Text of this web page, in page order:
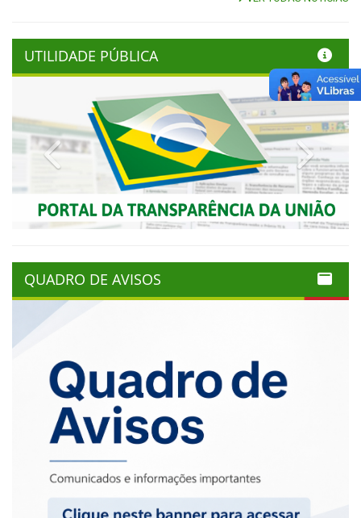
UTILIDADE PÚBLICA
Previous Next
QUADRO DE AVISOS